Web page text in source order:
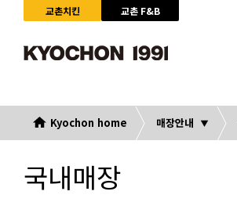
교촌치킨
교촌 F&B
Kyochon home 매장안내
국내매장